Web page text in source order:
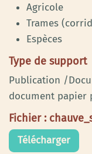
Agricole
Trames
Espèces
Type de support
Publication /
document papier
Fichier :
Télécharger